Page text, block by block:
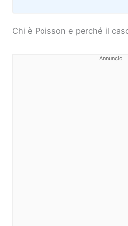
Chi è Poisson e perché il
Annuncio